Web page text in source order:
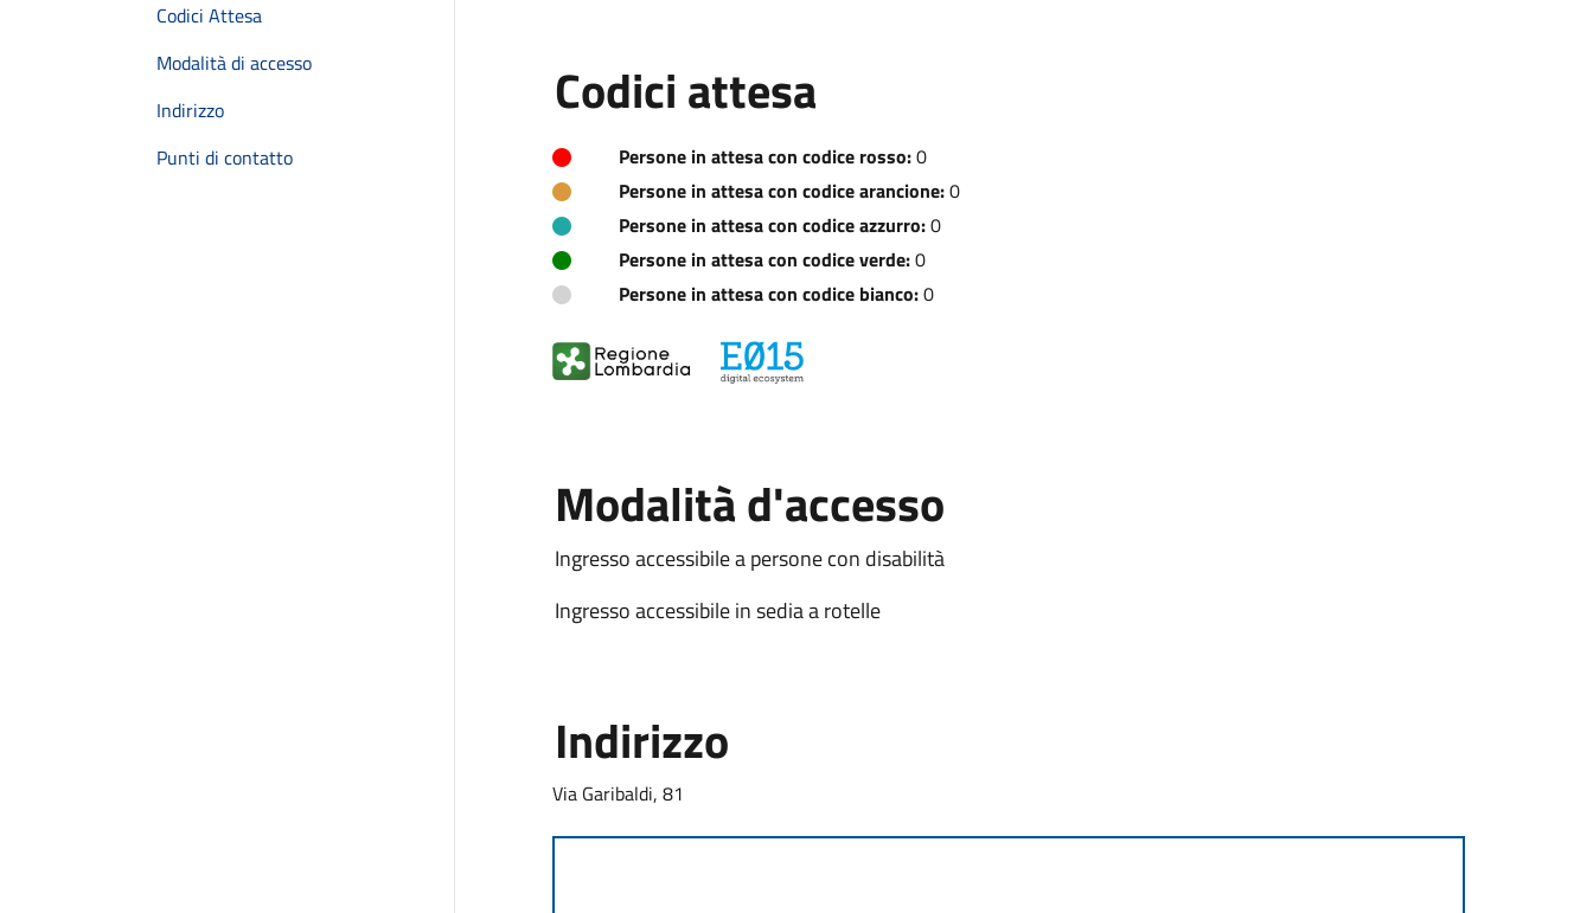
Codici Attesa
Modalità di accesso
Indirizzo
Punti di contatto
Codici attesa
Persone in attesa con codice rosso:0
Persone in attesa con codice arancione:0
Persone in attesa con codice azzurro:0
Persone in attesa con codice verde:0
Persone in attesa con codice bianco:0
Modalità d'accesso
Ingresso accessibile a persone con disabilità
Ingresso accessibile in sedia a rotelle
Indirizzo
Via Garibaldi, 81